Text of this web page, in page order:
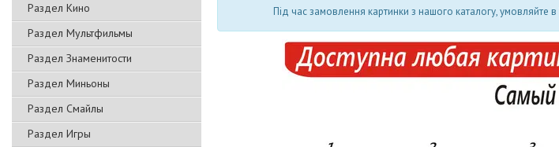
Раздел Кино
Раздел Мультфильмы
Раздел Знаменитости
Раздел Миньоны
Раздел Смайлы
Раздел Игры
Під час замовлення картинки з нашого каталогу, умовляйте в